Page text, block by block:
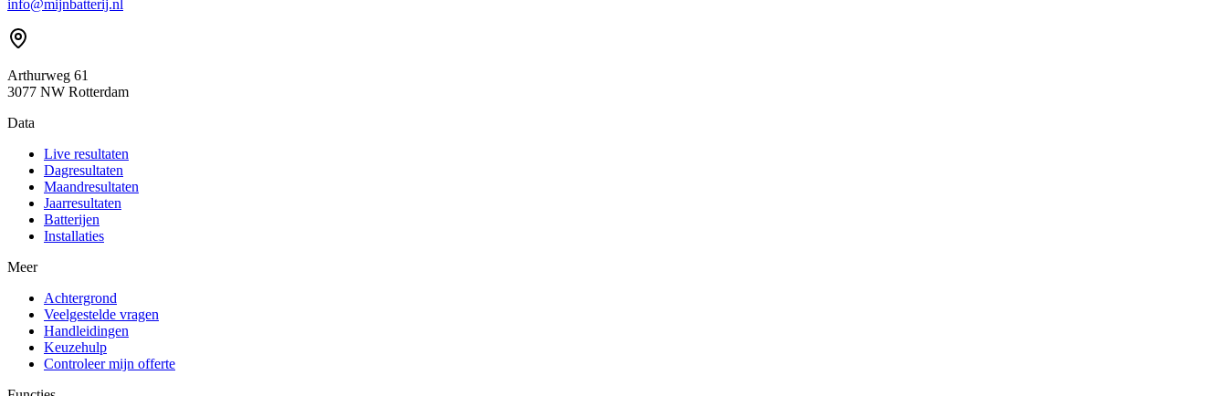
info@mijnbatterij.nl
Arthurweg 61
3077 NW Rotterdam
Data
Live resultaten
Dagresultaten
Maandresultaten
Jaarresultaten
Batterijen
Installaties
Meer
Achtergrond
Veelgestelde vragen
Handleidingen
Keuzehulp
Controleer mijn offerte